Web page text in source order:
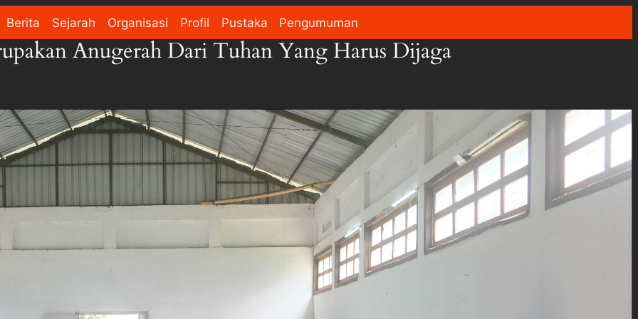
Berita Sejarah Organisasi Profil Pustaka Pengumuman
Anugerah Dari Tuhan Yang Harus Dijaga